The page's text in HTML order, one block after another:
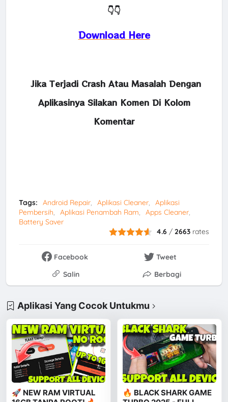
👇👇
Download Here
Jika Terjadi Crash Atau Masalah Dengan
Aplikasinya Silakan Komen Di Kolom
Komentar
Tags: Android Repair Aplikasi Cleaner
Aplikasi
Pembersih
Aplikasi Penambah Ram
Apps Cleaner
Battery Saver
4.6 /2663 rates
Facebook
Tweet
Salin
Berbagi
Aplikasi Yang Cocok Untukmu
🚀 NEW RAM VIRTUAL
🔥 BLACK SHARK GAME